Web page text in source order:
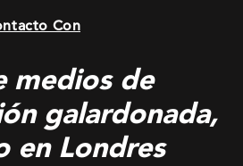
Con
medios de
galardonada,
en Londres